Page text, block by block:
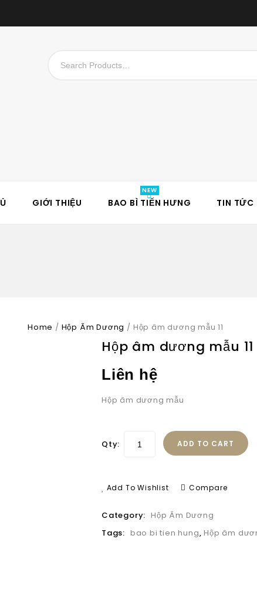
GIỚI THIỆU BAO BÌ TIẾN HƯNG TIN TỨC
Home / Hộp Âm Dương / Hộp âm dương mẫu 11
Hộp âm dương mẫu 11
Liên hệ
Hộp âm dương mẫu
Qty: ADD TO CART
Add To Wishlist Compare
Category: Hộp Âm Dương
Tags: bao bi tien hung,Hộp âm